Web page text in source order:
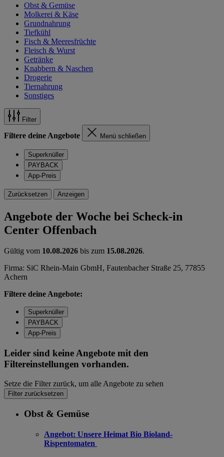
Obst & Gemüse
Molkerei & Käse
Grundnahrung
Tiefkühl
Fisch & Meeresfrüchte
Fleisch & Wurst
Getränke
Knabbern & Naschen
Drogerie
Tiernahrung
Sonstiges
Filter
Filtere deine Angebote Menü schließen
Superknüller
PAYBACK
App-Preis
Zurücksetzen Anzeigen
Angebote der Woche bei Scheck-in
Center Offenbach
Gültig vom 10.08.2026 bis zum 15.08.2026.
Firma: SiC Rhein-Main GbmH, Fautenbacher Straße 25, 77855
Achern
Filtere deine Angebote:
Superknüller
PAYBACK
App-Preis
Leider sind keine Angebote mit den
Filtereinstellungen vorhanden.
Setze die Filter zurück, um alle Angebote zu sehen
Filter zurücksetzen
Obst & Gemüse
Angebot: Unsere Heimat Bio Bioland-
Rispentomaten